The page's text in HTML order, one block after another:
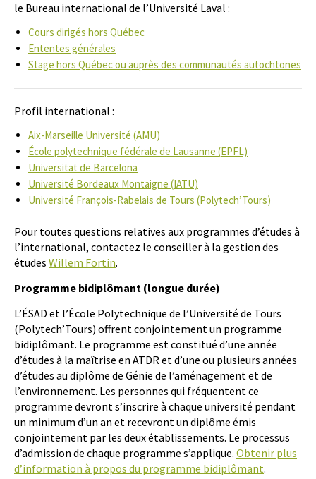
le Bureau international de l’Université Laval :
Cours dirigés hors Québec
Ententes générales
Stage hors Québec ou auprès des communautés autochtones
Profil international :
Aix-Marseille Université (AMU)
École polytechnique fédérale de Lausanne (EPFL)
Universitat de Barcelona
Université Bordeaux Montaigne (IATU)
Université François-Rabelais de Tours (Polytech’Tours)
Pour toutes questions relatives aux programmes d’études à
l’international, contactez le conseiller à la gestion des
études Willem Fortin.
Programme bidiplômant (longue durée)
L’ÉSAD et l’École Polytechnique de l’Université de Tours
(Polytech’Tours) offrent conjointement un programme
bidiplômant. Le programme est constitué d’une année
d’études à la maîtrise en ATDR et d’une ou plusieurs années
d’études au diplôme de Génie de l’aménagement et de
l’environnement. Les personnes qui fréquentent ce
programme devront s’inscrire à chaque université pendant
un minimum d’un an et recevront un diplôme émis
conjointement par les deux établissements. Le processus
d’admission de chaque programme s’applique. Obtenir plus
d’information à propos du programme bidiplômant.